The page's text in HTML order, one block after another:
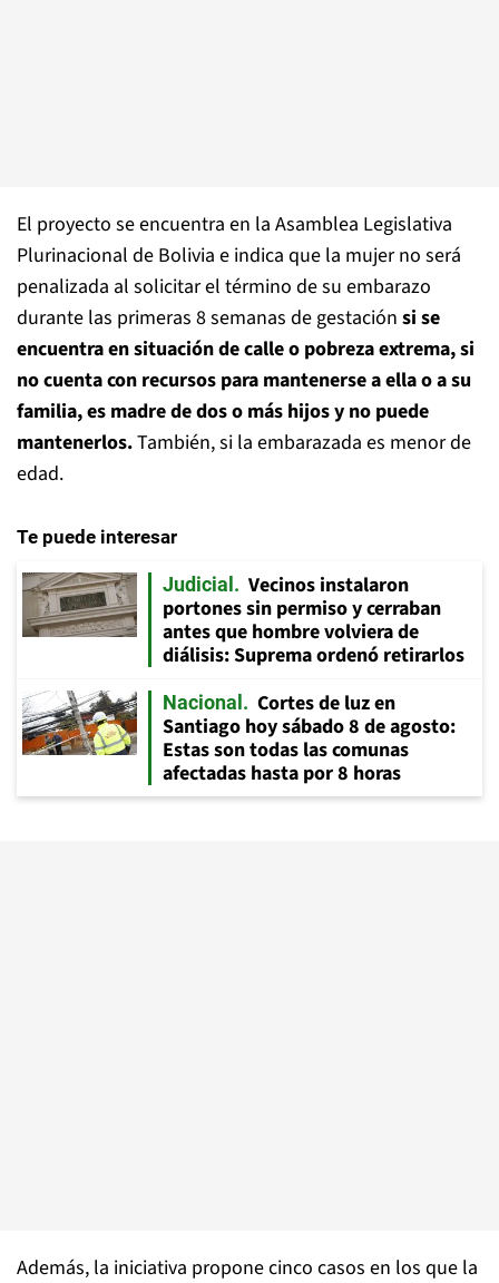
El proyecto se encuentra en la Asamblea Legislativa
Plurinacional de Bolivia e indica que la mujer no será
penalizada al solicitar el término de su embarazo
durante las primeras 8 semanas de gestación si se
encuentra en situación de calle o pobreza extrema, si
no cuenta con recursos para mantenerse a ella o a su
familia, es madre de dos o más hijos y no puede
mantenerlos.También, si la embarazada es menor de
edad.
Te puede interesar
Judicial
Vecinos instalaron
portones sin permiso y cerraban
antes que hombre volviera de
diálisis: Suprema ordenó retirarlos
Nacional
Cortes de luz en
Santiago hoy sábado 8 de agosto:
Estas son todas las comunas
afectadas hasta por 8 horas
Además, la iniciativa propone cinco casos en los que la